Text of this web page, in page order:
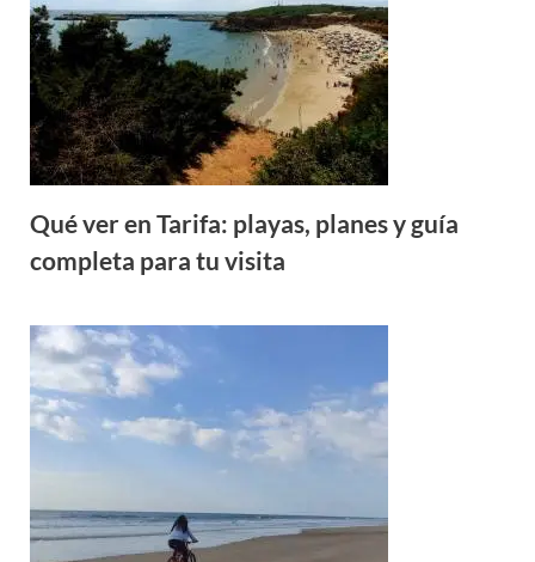
Qué ver en Tarifa: playas, planes y guía
completa para tu visita